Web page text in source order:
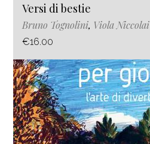
Versi di bestie
Bruno Tognolini, Viola Niccolai
€16.00